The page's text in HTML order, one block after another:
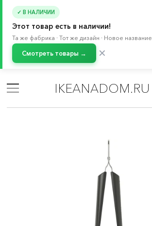
✓ В НАЛИЧИИ
Этот товар есть в наличии!
Та же фабрика · Тот же дизайн · Новое название
Смотреть товары → ✕
IKEANADOM.RU
Товары для пикника, термосы и ланчбоксы